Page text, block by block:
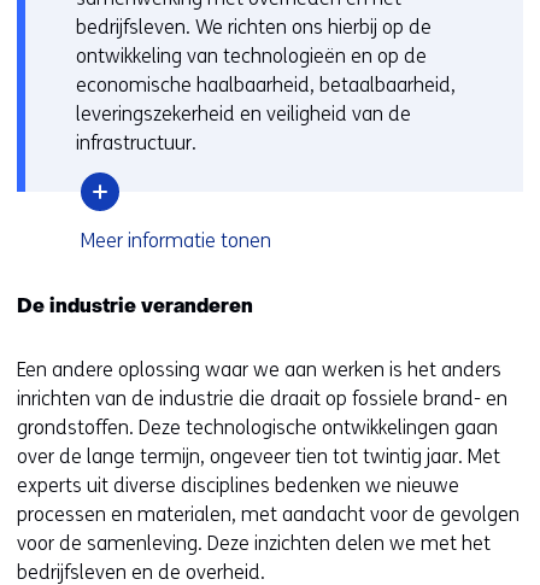
bedrijfsleven. We richten ons hierbij op de
ontwikkeling van technologieën en op de
economische haalbaarheid, betaalbaarheid,
leveringszekerheid en veiligheid van de
infrastructuur.
Meer informatie over
we
tonen
De industrie veranderen
Een andere oplossing waar we aan werken is het anders
inrichten van de industrie die draait op fossiele brand- en
grondstoffen. Deze technologische ontwikkelingen gaan
over de lange termijn, ongeveer tien tot twintig jaar. Met
experts uit diverse disciplines bedenken we nieuwe
processen en materialen, met aandacht voor de gevolgen
voor de samenleving. Deze inzichten delen we met het
bedrijfsleven en de overheid.